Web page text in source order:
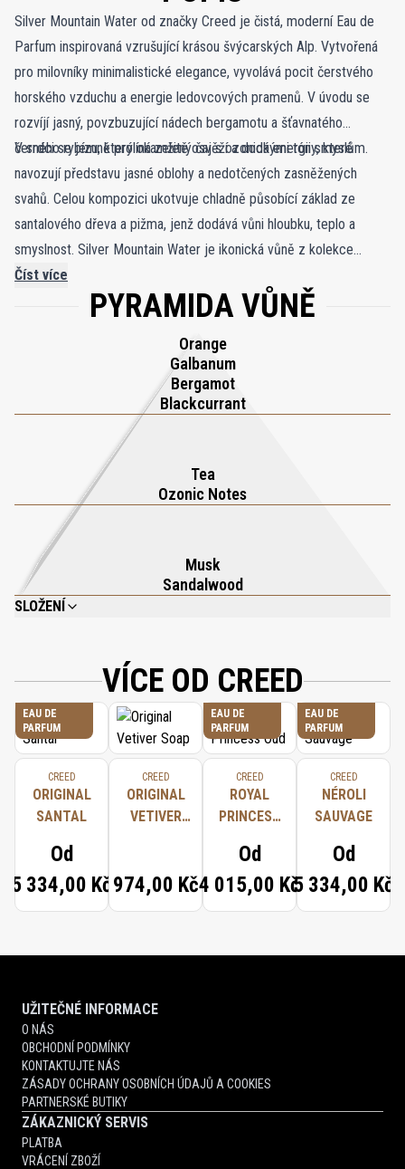
Silver Mountain Water od značky Creed je čistá, moderní Eau de
Parfum inspirovaná vzrušující krásou švýcarských Alp. Vytvořená
pro milovníky minimalistické elegance, vyvolává pocit čerstvého
horského vzduchu a energie ledovcových pramenů. V úvodu se
rozvíjí jasný, povzbuzující nádech bergamotu a šťavnatého
černého rybízu, který okamžitě osvěží a dodá energii smyslům.
V srdci se jemně prolíná zelený čaj s ozonickými tóny, které
navozují představu jasné oblohy a nedotčených zasněžených
svahů. Celou kompozici ukotvuje chladně působící základ ze
santalového dřeva a pižma, jenž dodává vůni hloubku, teplo a
smyslnost. Silver Mountain Water je ikonická vůně z kolekce
Creed – symbol čistoty, vitality a nenucené elegance. Univerzální
charakter umožňuje nosit ji ve městě i při pobytu v přírodě, kde
Číst více
PYRAMIDA VŮNĚ
Orange
Galbanum
Bergamot
Blackcurrant
Tea
Ozonic Notes
Musk
Sandalwood
SLOŽENÍ
BUTYL METHOXYDIBENZOYLMETHANE, CITRAL, GERANIOL, CITRONELLOL,
COUMARIN, ALPHA-ISOMETHYL IONONE, BHT.
VÍCE OD CREED
EAU DE
PARFUM
CREED
ORIGINAL
SANTAL
Od
5 334,00 Kč
CREED
ORIGINAL
VETIVER
974,00 Kč
EAU DE
PARFUM
CREED
ROYAL
PRINCESS
Od
4 015,00 Kč
EAU DE
PARFUM
CREED
NÉROLI
SAUVAGE
Od
5 334,00 Kč
UŽITEČNÉ INFORMACE
O NÁS
OBCHODNÍ PODMÍNKY
KONTAKTUJTE NÁS
ZÁSADY OCHRANY OSOBNÍCH ÚDAJŮ A COOKIES
PARTNERSKÉ BUTIKY
ZÁKAZNICKÝ SERVIS
PLATBA
VRÁCENÍ ZBOŽÍ